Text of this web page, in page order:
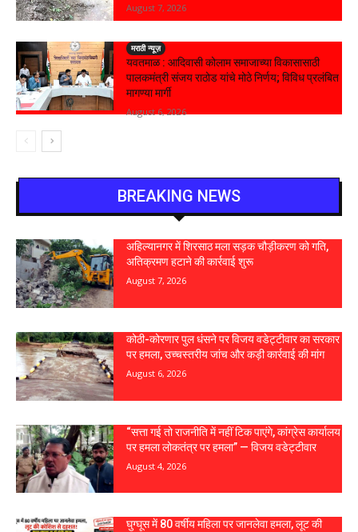
August 7, 2026
मराठी न्यूज़
यवतमाळ : आदिवासी कोलाम समाजाच्या विकासासाठी
पालकमंत्री संजय राठोड यांचे मोठे निर्णय; विविध प्रलंबित
मागण्या मार्गी
August 6, 2026
BREAKING NEWS
अहिल्यानगर में शिरसाठ मला सड़क चौड़ीकरण को गति,
अतिक्रमण हटाने की कार्रवाई शुरू
August 7, 2026
कोठी-कोरणार पुल धंसने पर विजय वडेट्टीवार का सरकार
पर हमला, उच्चस्तरीय जांच और कड़ी कार्रवाई की मांग
August 6, 2026
“सत्ता गई तो राजनीति में नहीं टिक पाएंगे, कांग्रेस कार्यालय
पर हमला लोकतंत्र पर हमला” — विजय वडेट्टीवार
August 4, 2026
घुग्घूस में 80 वर्षीय महिला पर जानलेवा हमला, लूट की